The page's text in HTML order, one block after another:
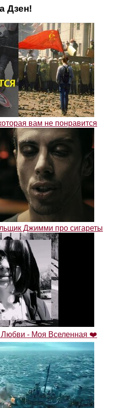
Дзен!
вам не понравится
Джимми про сигареты
Любви - Моя Вселенная ❤️